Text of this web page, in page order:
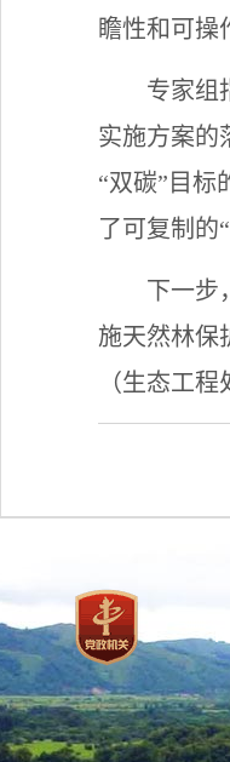
瞻性和可操
专家组
实施方案的
“双碳”目标
了可复制的
下一步
施天然林保
（生态工程